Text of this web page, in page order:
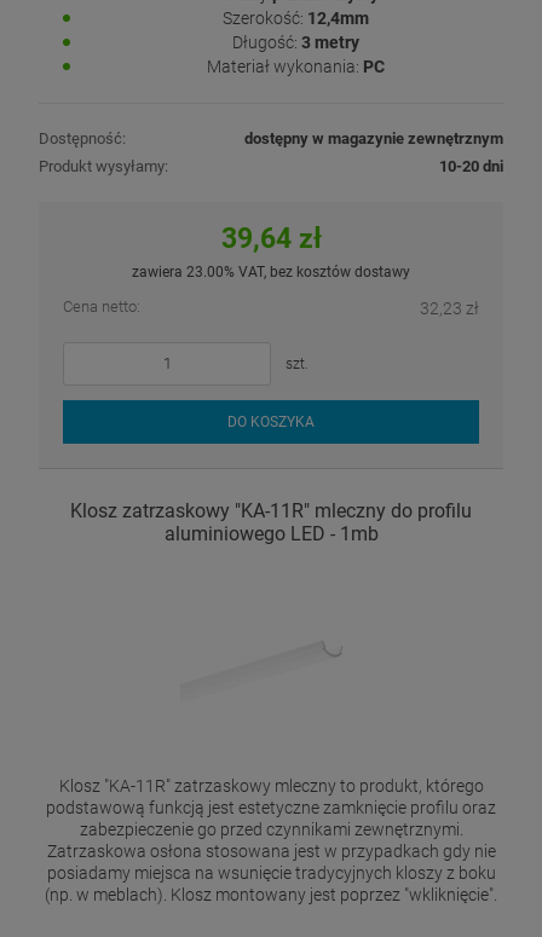
Szerokość: 12,4mm
Długość: 3 metry
Materiał wykonania: PC
Dostępność:
dostępny w magazynie zewnętrznym
Produkt wysyłamy:
10-20 dni
39,64 zł
zawiera 23.00% VAT, bez kosztów dostawy
Cena netto: 32,23 zł
szt.
DO KOSZYKA
Klosz zatrzaskowy "KA-11R" mleczny do profilu
aluminiowego LED - 1mb
Klosz "KA-11R" zatrzaskowy mleczny to produkt, którego
podstawową funkcją jest estetyczne zamknięcie profilu oraz
zabezpieczenie go przed czynnikami zewnętrznymi.
Zatrzaskowa osłona stosowana jest w przypadkach gdy nie
posiadamy miejsca na wsunięcie tradycyjnych kloszy z boku
(np. w meblach). Klosz montowany jest poprzez "wkliknięcie".